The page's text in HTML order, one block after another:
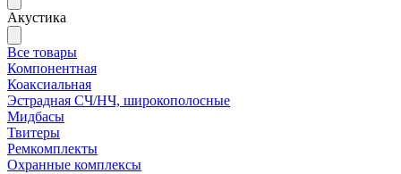
Акустика
Все товары
Компонентная
Коаксиальная
Эстрадная СЧ/НЧ, широкополосные
Мидбасы
Твитеры
Ремкомплекты
Охранные комплексы